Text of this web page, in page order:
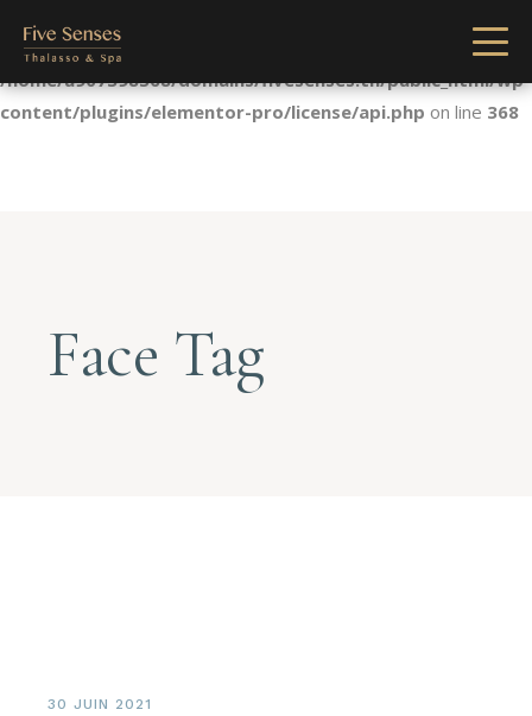
Notice: Undefined index: license in
/home/u907398568/domains/fivesenses.tn/public_html/wp-
content/plugins/elementor-pro/license/api.php on line 368
Face Tag
30 JUIN 2021